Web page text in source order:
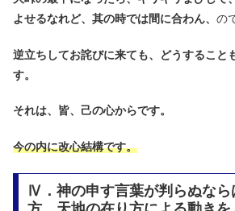
よせるなれど、其の時では間に合わん、 の
逆立ちしてお詫びに来ても、どうすること
す。
それは、皆、己の心からです。
今の内に改心結構です。
Ⅳ．神の申す言葉が判らぬなら